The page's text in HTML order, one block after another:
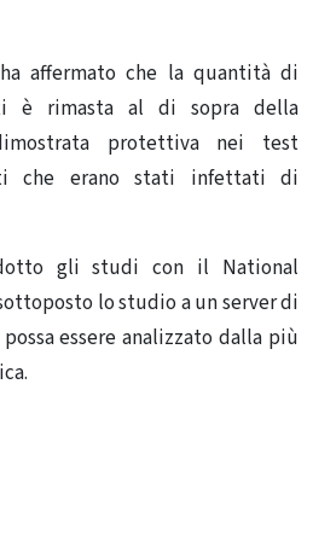
affermato che la quantità di
è rimasta al di sopra della
protettiva nei test
che erano stati infettati di
gli studi con il National
lo studio a un server di
essere analizzato dalla più